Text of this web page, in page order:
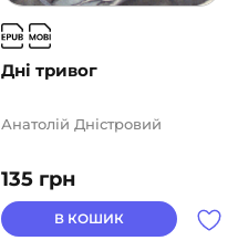
Дні тривог
135 грн
Анатолій Дністровий
В КОШИК